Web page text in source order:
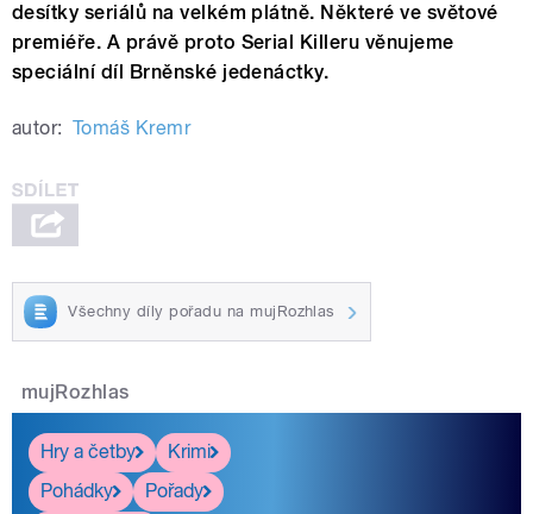
desítky seriálů na velkém plátně. Některé ve světové
premiéře. A právě proto Serial Killeru věnujeme
speciální díl Brněnské jedenáctky.
autor: Tomáš Kremr
Všechny díly pořadu na mujRozhlas
mujRozhlas
Hry a četby
Krimi
Pohádky
Pořady